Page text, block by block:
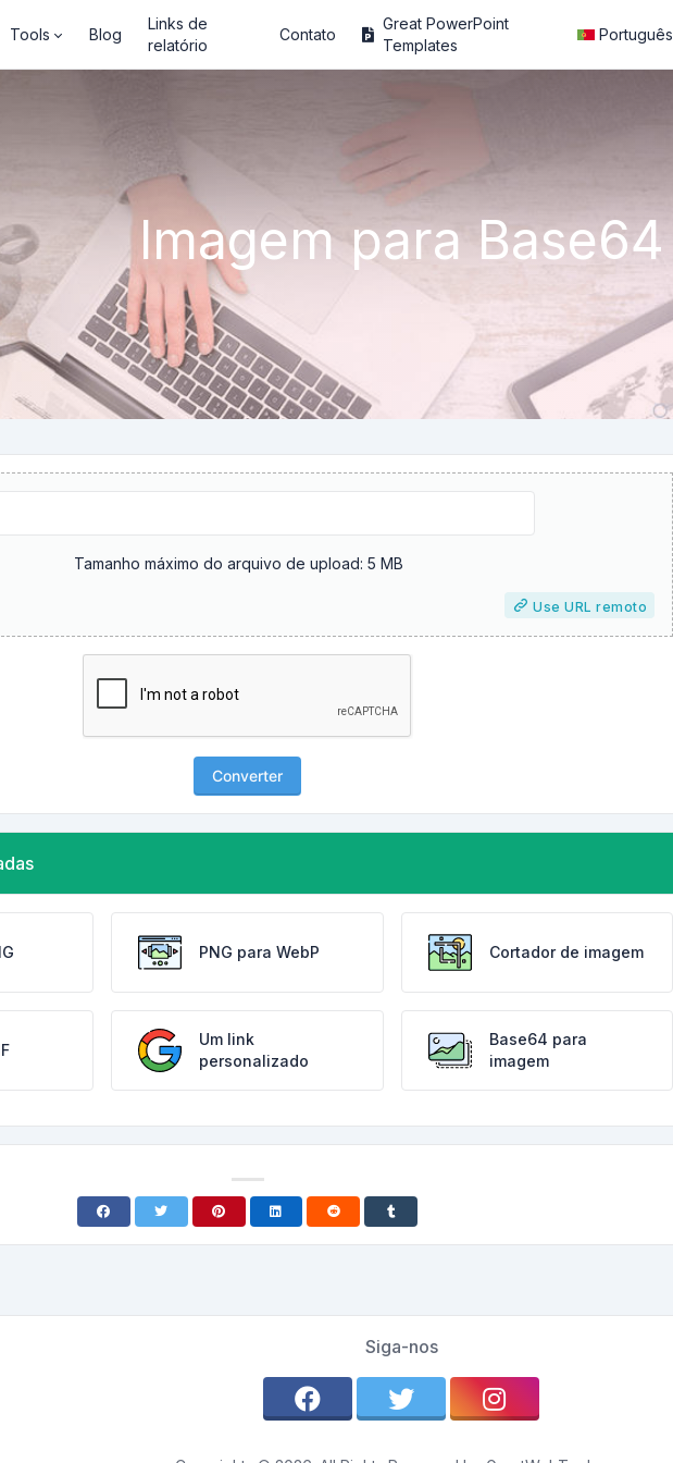
Tools Blog
Links de
relatório
Contato
Great PowerPoint
Templates
Português
Imagem para Base64
Tamanho máximo do arquivo de upload: 5 MB
Use URL remoto
Converter
PNG para WebP Cortador de imagem
Um link
personalizado
Base64 para
imagem
Siga-nos